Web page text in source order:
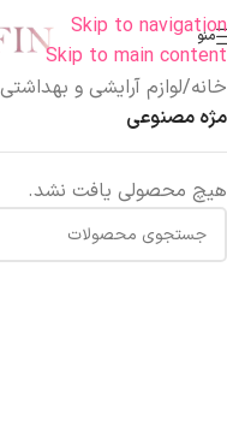
Skip to navigation
Skip to main content
منو
خانه/لوازم آرایشی و بهداشتی
مژه مصنوعی
هیچ محصولی یافت نشد.